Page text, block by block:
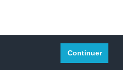
Continuer